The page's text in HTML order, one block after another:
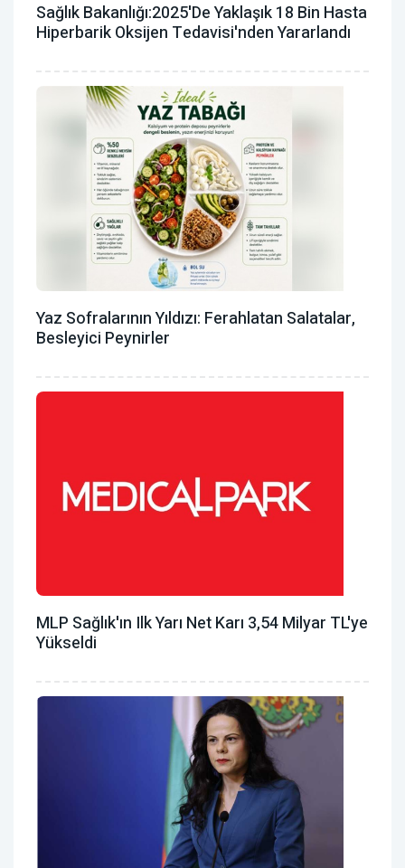
Sağlık Bakanlığı:2025'de Yaklaşık 18 Bin Hasta
Hiperbarik Oksijen Tedavisi'nden Yararlandı
Yaz Sofralarının Yıldızı: Ferahlatan Salatalar,
Besleyici Peynirler
MLP Sağlık'ın Ilk Yarı Net Karı 3,54 Milyar TL'ye
Yükseldi